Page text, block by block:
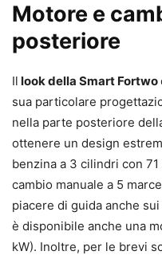
Motore e
posteriore
Il look della Smart Fortwo
sua particolare
nella parte posteriore
ottenere un design
benzina a 3 cilindri con
cambio manuale a 5
piacere di guida anche
è disponibile anche una
kW). Inoltre, per le brevi